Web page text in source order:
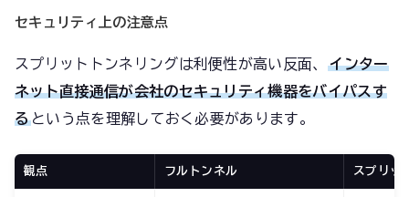
セキュリティ上の注意点
スプリットトンネリングは利便性が高い反面、 インター
ネット直接通信が会社のセキュリティ機器をバイパスす
るという点を理解しておく必要があります。
観点 フルトンネル スプリッ